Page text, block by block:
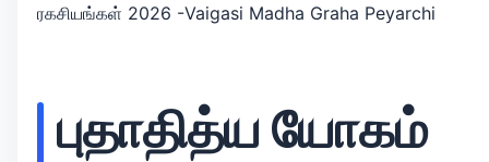
ரகசியங்கள் 2026 -Vaigasi Madha Graha Peyarchi
புதாதித்ய யோகம்